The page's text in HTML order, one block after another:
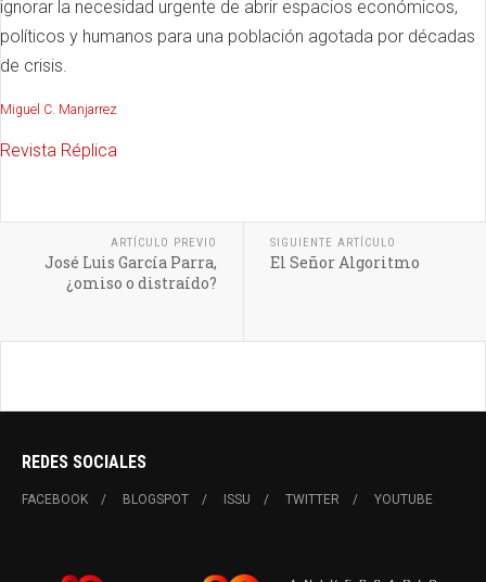
ignorar la necesidad urgente de abrir espacios económicos,
políticos y humanos para una población agotada por décadas
de crisis.
Miguel C. Manjarrez
Revista Réplica
ARTÍCULO PREVIO
José Luis García Parra,
¿omiso o distraído?
SIGUIENTE ARTÍCULO
El Señor Algoritmo
REDES SOCIALES
FACEBOOK BLOGSPOT ISSU TWITTER YOUTUBE